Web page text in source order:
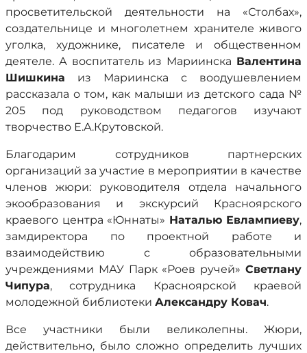
просветительской деятельности на «Столбах»,
создательнице и многолетнем хранителе живого
уголка, художнике, писателе и общественном
деятеле. А воспитатель из Мариинска Валентина
Шишкина из Мариинска с воодушевлением
рассказала о том, как малыши из детского сада №
205 под руководством педагогов изучают
творчество Е.А.Крутовской.
Благодарим сотрудников партнерских
организаций за участие в мероприятии в качестве
членов жюри: руководителя отдела начального
экообразования и экскурсий Красноярского
краевого центра «Юннаты» Наталью Евлампиеву,
замдиректора по проектной работе и
взаимодействию с образовательными
учреждениями МАУ Парк «Роев ручей» Светлану
Чипура, сотрудника Красноярской краевой
молодежной библиотеки Александру Ковач.
Все участники были великолепны. Жюри,
действительно, было сложно определить лучших